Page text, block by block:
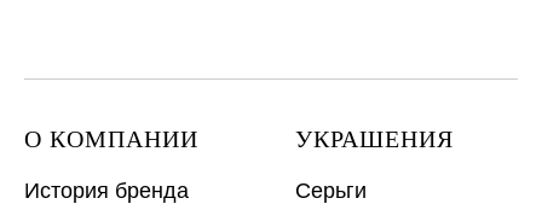
О КОМПАНИИ
История бренда
УКРАШЕНИЯ
Серьги